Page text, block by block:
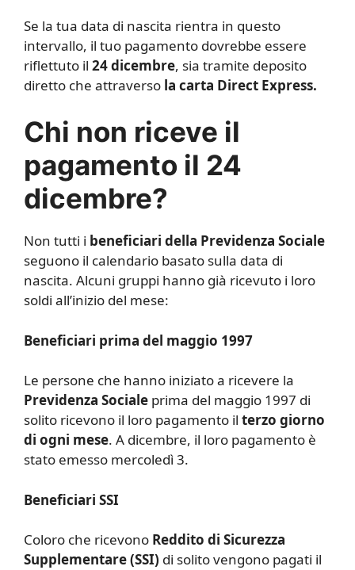
Se la tua data di nascita rientra in questo
intervallo, il tuo pagamento dovrebbe essere
riflettuto il 24 dicembre, sia tramite deposito
diretto che attraverso la carta Direct Express.
Chi non riceve il
pagamento il 24
dicembre?
Non tutti i beneficiari della Previdenza Sociale
seguono il calendario basato sulla data di
nascita. Alcuni gruppi hanno già ricevuto i loro
soldi all’inizio del mese:
Beneficiari prima del maggio 1997
Le persone che hanno iniziato a ricevere la
Previdenza Sociale prima del maggio 1997 di
solito ricevono il loro pagamento il terzo giorno
di ogni mese. A dicembre, il loro pagamento è
stato emesso mercoledì 3.
Beneficiari SSI
Coloro che ricevono Reddito di Sicurezza
Supplementare (SSI) di solito vengono pagati il